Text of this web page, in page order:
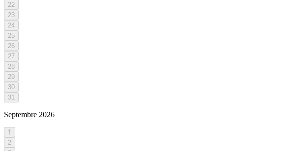
22
23
24
25
26
27
28
29
30
31
Septembre 2026
1
2